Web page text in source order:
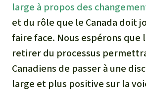
large à propos des
et du rôle que le Canada doit
faire face. Nous espérons que
retirer du processus
Canadiens de passer à une
large et plus positive sur la